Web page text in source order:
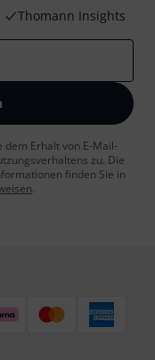
Thomann Insights
dem Erhalt von E-Mail-
zu. Die
finden Sie in
.